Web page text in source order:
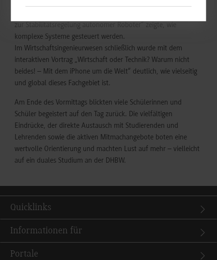
zur Stabilitätsregelung autonomer Roboter“ zeigte, wie
komplexe Systeme gesteuert werden.
Im Wirtschaftsingenieurwesen schließlich wurde mit dem
interaktiven Vortrag „Wirtschaft oder Technik? Warum nicht
beides! – Mit dem iPhone um die Welt“ deutlich, wie vielseitig
und global dieses Fachgebiet ist.
Am Ende des Vormittags blickten viele Schülerinnen und
Schüler begeistert auf den Tag zurück. Die vielfältigen
Eindrücke, der direkte Austausch mit Studierenden und
Lehrenden sowie die aktiven Mitmachangebote boten eine
wertvolle Orientierung und machten Lust auf mehr – vielleicht
auf ein duales Studium an der DHBW.
Quicklinks
Informationen für
Portale